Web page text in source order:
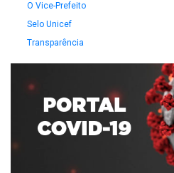
O Vice-Prefeito
Selo Unicef
Transparência